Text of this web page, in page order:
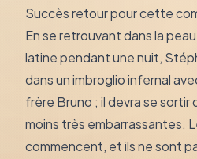
Succès retour pour cette
En se retrouvant dans la
latine pendant une nuit,
dans un imbroglio infernal
frère Bruno ; il devra se sortir
moins très embarrassantes.
commencent, et ils ne sont